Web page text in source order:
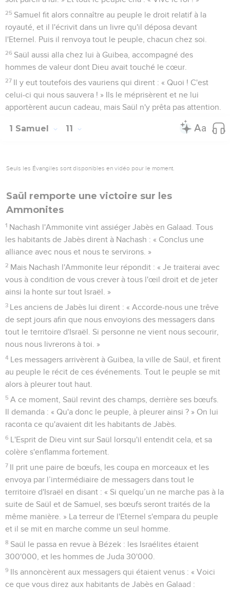
25 Samuel fit alors connaître au peuple le droit relatif à la
royauté, et il l'écrivit dans un livre qu'il déposa devant
l'Eternel. Puis il renvoya tout le peuple, chacun chez soi.
26 Saül aussi alla chez lui à Guibea, accompagné des
hommes de valeur dont Dieu avait touché le cœur.
27 Il y eut toutefois des vauriens qui dirent : « Quoi ! C'est
celui-ci qui nous sauvera ! » Ils le méprisèrent et ne lui
apportèrent aucun cadeau, mais Saül n'y prêta pas attention.
1 Samuel 11
Seuls les Évangiles sont disponibles en vidéo pour le moment.
Saül remporte une victoire sur les
Ammonites
1 Nachash l'Ammonite vint assiéger Jabès en Galaad. Tous
les habitants de Jabès dirent à Nachash : « Conclus une
alliance avec nous et nous te servirons. »
2 Mais Nachash l'Ammonite leur répondit : « Je traiterai avec
vous à condition de vous crever à tous l'œil droit et de jeter
ainsi la honte sur tout Israël. »
3 Les anciens de Jabès lui dirent : « Accorde-nous une trêve
de sept jours afin que nous envoyions des messagers dans
tout le territoire d'Israël. Si personne ne vient nous secourir,
nous nous livrerons à toi. »
4 Les messagers arrivèrent à Guibea, la ville de Saül, et firent
au peuple le récit de ces événements. Tout le peuple se mit
alors à pleurer tout haut.
5 A ce moment, Saül revint des champs, derrière ses bœufs.
Il demanda : « Qu'a donc le peuple, à pleurer ainsi ? » On lui
raconta ce qu'avaient dit les habitants de Jabès.
6 L'Esprit de Dieu vint sur Saül lorsqu'il entendit cela, et sa
colère s'enflamma fortement.
7 Il prit une paire de bœufs, les coupa en morceaux et les
envoya par l’intermédiaire de messagers dans tout le
territoire d'Israël en disant : « Si quelqu’un ne marche pas à la
suite de Saül et de Samuel, ses bœufs seront traités de la
même manière. » La terreur de l'Eternel s'empara du peuple
et il se mit en marche comme un seul homme.
8 Saül le passa en revue à Bézek : les Israélites étaient
300'000, et les hommes de Juda 30'000.
9 Ils annoncèrent aux messagers qui étaient venus : « Voici
ce que vous direz aux habitants de Jabès en Galaad :